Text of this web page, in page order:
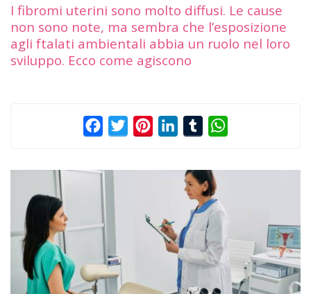
I fibromi uterini sono molto diffusi. Le cause
non sono note, ma sembra che l’esposizione
agli ftalati ambientali abbia un ruolo nel loro
sviluppo. Ecco come agiscono
FacebookTwitterPinterestLinkedInTumblr